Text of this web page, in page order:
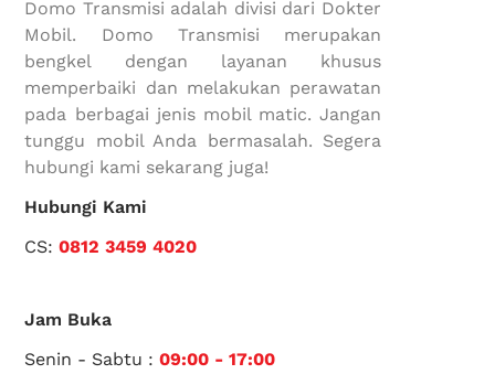
Domo Transmisi adalah divisi dari Dokter
Mobil. Domo Transmisi merupakan
bengkel dengan layanan khusus
memperbaiki dan melakukan perawatan
pada berbagai jenis mobil matic. Jangan
tunggu mobil Anda bermasalah. Segera
hubungi kami sekarang juga!
Hubungi Kami
CS:0812 3459 4020
Jam Buka
Senin - Sabtu :09:00 - 17:00